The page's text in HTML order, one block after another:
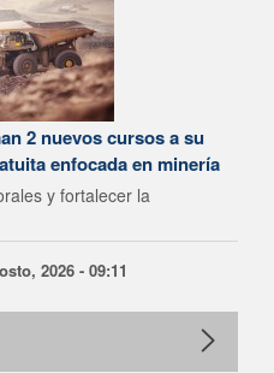
2 nuevos cursos a su
enfocada en minería
y fortalecer la
2026 - 09:11